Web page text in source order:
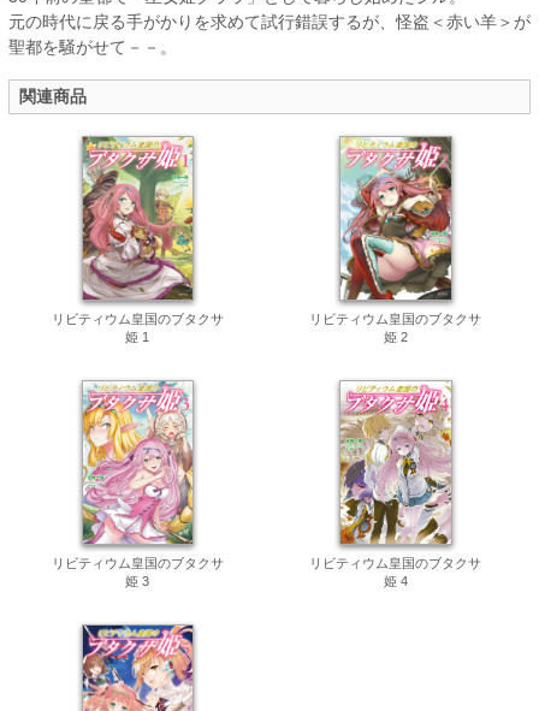
元の時代に戻る手がかりを求めて試行錯誤するが、怪盗＜赤い羊＞が
聖都を騒がせて－－。
関連商品
リビティウム皇国のブタクサ
姫 1
リビティウム皇国のブタクサ
姫 2
リビティウム皇国のブタクサ
姫 3
リビティウム皇国のブタクサ
姫 4